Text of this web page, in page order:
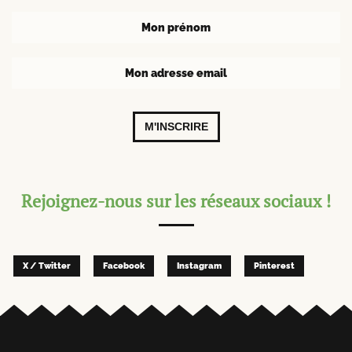
M'INSCRIRE
Rejoignez-nous sur les réseaux sociaux !
X / Twitter Facebook Instagram Pinterest